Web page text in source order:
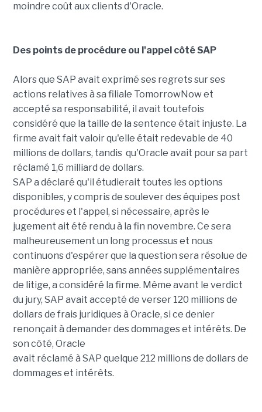
moindre coût aux clients d'Oracle.
Des points de procédure ou l'appel côté SAP
Alors que SAP avait exprimé ses regrets sur ses
actions relatives à sa filiale TomorrowNow et
accepté sa responsabilité, il avait toutefois
considéré que la taille de la sentence était injuste. La
firme avait fait valoir qu'elle était redevable de 40
millions de dollars, tandis qu'Oracle avait pour sa part
réclamé 1,6 milliard de dollars.
SAP a déclaré qu'il étudierait toutes les options
disponibles, y compris de soulever des équipes post
procédures et l'appel, si nécessaire, après le
jugement ait été rendu à la fin novembre. Ce sera
malheureusement un long processus et nous
continuons d'espérer que la question sera résolue de
manière appropriée, sans années supplémentaires
de litige, a considéré la firme. Même avant le verdict
du jury, SAP avait accepté de verser 120 millions de
dollars de frais juridiques à Oracle, si ce denier
renonçait à demander des dommages et intérêts. De
son côté, Oracle
avait réclamé à SAP quelque 212 millions de dollars de
dommages et intérêts.